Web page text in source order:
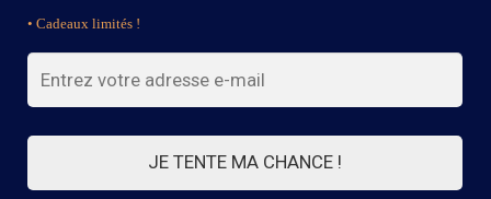
Affichage de 43–49 sur 49 résultats
1
• Cadeaux limités !
JE TENTE MA CHANCE !